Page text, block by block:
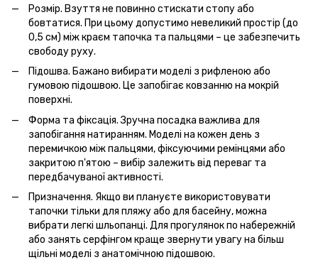
Розмір. Взуття не повинно стискати стопу або
бовтатися. При цьому допустимо невеликий простір (до
0,5 см) між краєм тапочка та пальцями – це забезпечить
свободу руху.
Підошва. Бажано вибирати моделі з рифленою або
гумовою підошвою. Це запобігає ковзанню на мокрій
поверхні.
Форма та фіксація. Зручна посадка важлива для
запобігання натиранням. Моделі на кожен день з
перемичкою між пальцями, фіксуючими ремінцями або
закритою п'ятою – вибір залежить від переваг та
передбачуваної активності.
Призначення. Якщо ви плануєте використовувати
тапочки тільки для пляжу або для басейну, можна
вибрати легкі шльопанці. Для прогулянок по набережній
або занять серфінгом краще звернути увагу на більш
щільні моделі з анатомічною підошвою.